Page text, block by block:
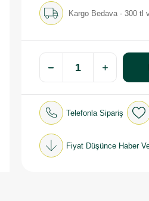
Kargo Bedava - 300 tl
Telefonla Sipariş
Fiyat Düşünce Haber